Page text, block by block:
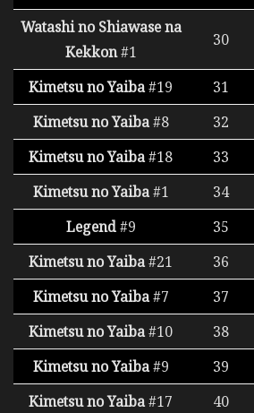
Watashi no Shiawase na
Kekkon#1
30
Kimetsu no Yaiba#19 31
Kimetsu no Yaiba#8 32
Kimetsu no Yaiba#18 33
Kimetsu no Yaiba#1 34
Legend#9 35
Kimetsu no Yaiba#21 36
Kimetsu no Yaiba#7 37
Kimetsu no Yaiba#10 38
Kimetsu no Yaiba#9 39
Kimetsu no Yaiba#17 40